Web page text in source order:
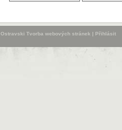
Ostravski Tvorba webových stránek | Přihlásit